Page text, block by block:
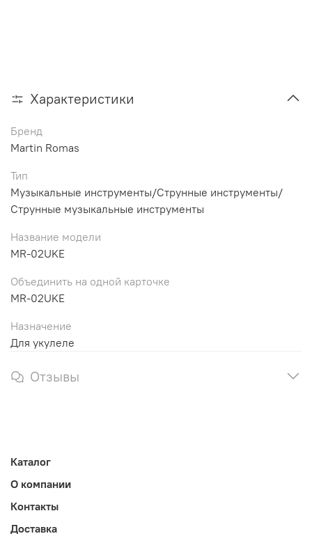
Характеристики
Бренд
Martin Romas
Тип
Музыкальные инструменты/Струнные инструменты/
Струнные музыкальные инструменты
Название модели
MR-02UKE
Объединить на одной карточке
MR-02UKE
Назначение
Для укулеле
Отзывы
Каталог
О компании
Контакты
Доставка